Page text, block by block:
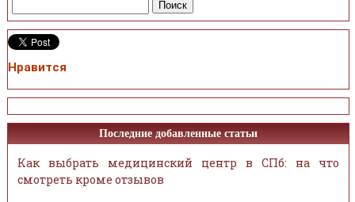
Нравится
Последние добавленные статьи
Как выбрать медицинский центр в СПб: на что
смотреть кроме отзывов